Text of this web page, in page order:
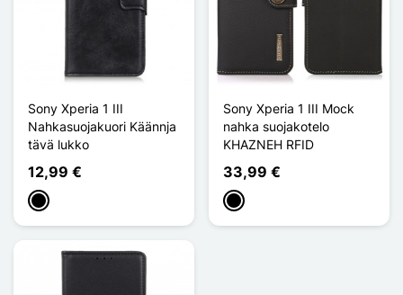
Sony Xperia 1 III
Nahkasuojakuori Käännja
tävä lukko
12,99 €
Musta
Sony Xperia 1 III Mock
nahka suojakotelo
KHAZNEH RFID
33,99 €
Musta